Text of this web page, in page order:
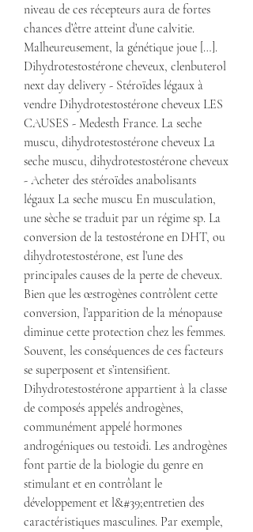
niveau de ces récepteurs aura de fortes
chances d’être atteint d’une calvitie.
Malheureusement, la génétique joue […].
Dihydrotestostérone cheveux, clenbuterol
next day delivery - Stéroïdes légaux à
vendre Dihydrotestostérone cheveux LES
CAUSES - Medesth France. La seche
muscu, dihydrotestostérone cheveux La
seche muscu, dihydrotestostérone cheveux
- Acheter des stéroïdes anabolisants
légaux La seche muscu En musculation,
une sèche se traduit par un régime sp. La
conversion de la testostérone en DHT, ou
dihydrotestostérone, est l’une des
principales causes de la perte de cheveux.
Bien que les œstrogènes contrôlent cette
conversion, l’apparition de la ménopause
diminue cette protection chez les femmes.
Souvent, les conséquences de ces facteurs
se superposent et s’intensifient.
Dihydrotestostérone appartient à la classe
de composés appelés androgènes,
communément appelé hormones
androgéniques ou testoidi. Les androgènes
font partie de la biologie du genre en
stimulant et en contrôlant le
développement et l&#39;entretien des
caractéristiques masculines. Par exemple,